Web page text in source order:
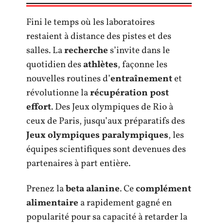
Fini le temps où les laboratoires
restaient à distance des pistes et des
salles. Larecherches’invite dans le
quotidien desathlètes, façonne les
nouvelles routines d’entraînementet
révolutionne larécupération post
effort. Des Jeux olympiques de Rio à
ceux de Paris, jusqu’aux préparatifs des
Jeux olympiques paralympiques, les
équipes scientifiques sont devenues des
partenaires à part entière.
Prenez labeta alanine. Cecomplément
alimentaire a rapidement gagné en
popularité pour sa capacité à retarder la